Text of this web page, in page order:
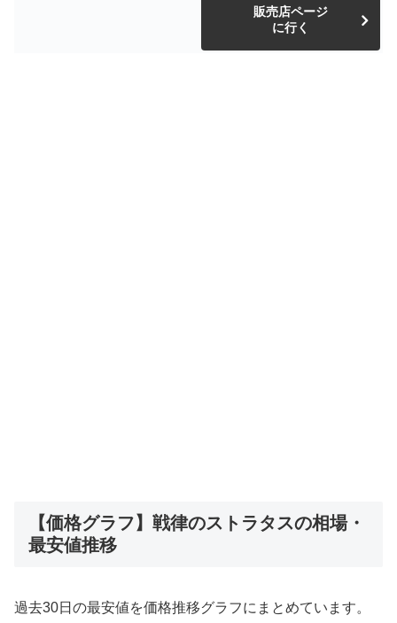
販売店ページ
に行く
【価格グラフ】戦律のストラタスの相場・
最安値推移
過去30日の最安値を価格推移グラフにまとめています。